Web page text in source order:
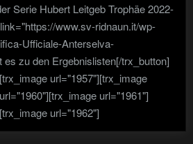
Serie Hubert Leitgeb Trophäe 2022-
www.sv-ridnaun.it/wp-
Ufficiale-Anterselva-
es zu den Ergebnislisten[/trx_button]
url="1957"][trx_image
url="1961"]
url="1962"]